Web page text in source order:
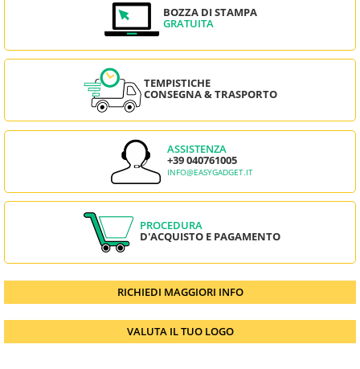
BOZZA DI STAMPA
GRATUITA
TEMPISTICHE
CONSEGNA & TRASPORTO
ASSISTENZA
+39 040761005
INFO@EASYGADGET.IT
PROCEDURA
D'ACQUISTO E PAGAMENTO
RICHIEDI MAGGIORI INFO
VALUTA IL TUO LOGO